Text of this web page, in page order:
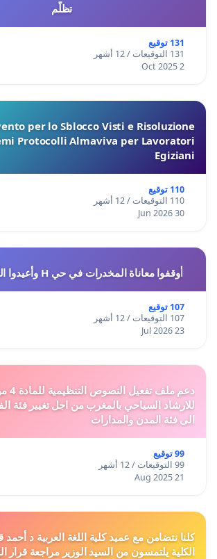
تظلّم
131 توقيع
131 التوقيعات / 12 أشهر
2 Oct 2025
per lo Sblocco Visti e Risoluzione
Protocolli Almaviva per Lavoratori
Egiziani
110 توقيع
110 التوقيعات / 12 أشهر
30 Jun 2026
أوقفوا معاناة المخدرات في حي H وأعيدوا الأمان إلى حينا!
107 توقيع
107 التوقيعات / 12 أشهر
23 Jul 2026
للارشاد السياحي بالمغرب من اجل تغيير فئة
الى فئة المدن والمدارات
99 توقيع
99 التوقيعات / 12 أشهر
21 Aug 2025
كلنا نتضامن مع عميد كلية اللغة العربية د
الكلية يلتمسون من السيد الوزير مراجعة قرار